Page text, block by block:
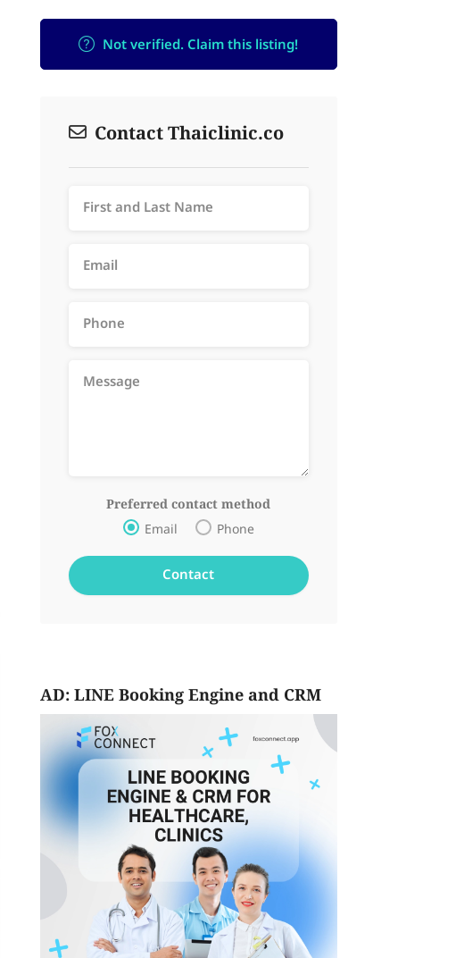
Not verified. Claim this listing!
Contact Thaiclinic.co
Preferred contact method
Email Phone
AD: LINE Booking Engine and CRM